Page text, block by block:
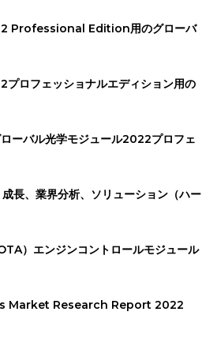
Professional Edition用のグローバ
ロフェッショナルエディション用の
ーバル光学モジュール2022プロフェ
長、業界分析、ソリューション（ハー
）エンジンコントロールモジュール
Market Research Report 2022